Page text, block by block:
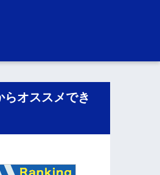
オススメでき